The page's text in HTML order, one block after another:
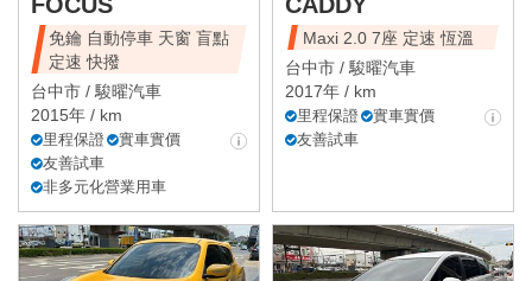
免鑰 自動停車 天窗 盲點
定速 快撥
台中市 /駿曜汽車
2015年 / km
里程保證
實車實價
友善試車
非多元化營業用車
Maxi 2.0 7座 定速 恆溫
台中市 /駿曜汽車
2017年 / km
里程保證
實車實價
友善試車